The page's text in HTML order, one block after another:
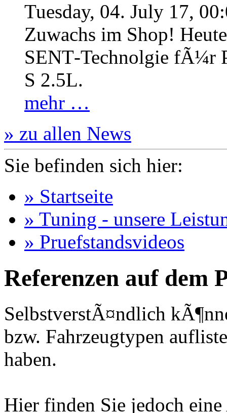
Tuesday, 04. July 17,
Zuwachs im Shop!
SENT‐Technolgie fÃ¼r
S 2.5L.
mehr …
» zu allen News
Sie befinden sich hier:
» Startseite
» Tuning - unsere
» Pruefstandsvideos
Referenzen auf dem
SelbstverstÃ¤ndlich
bzw. Fahrzeugtypen
haben.
Hier finden Sie jedoch